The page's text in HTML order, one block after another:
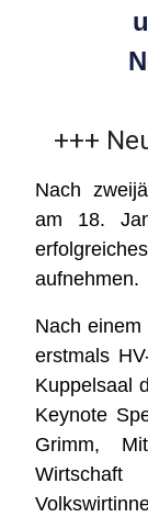
+++
Nach
am 18.
aufnehmen.
Nach
erstmals
Kuppelsaal
Keynote
Grimm,